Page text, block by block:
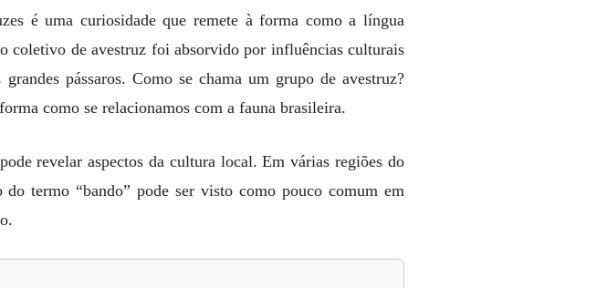
é uma curiosidade que remete à forma como a língua
coletivo de avestruz foi absorvido por influências culturais
pássaros. Como se chama um grupo de avestruz?
como se relacionamos com a fauna brasileira.
revelar aspectos da cultura local. Em várias regiões do
termo “bando” pode ser visto como pouco comum em